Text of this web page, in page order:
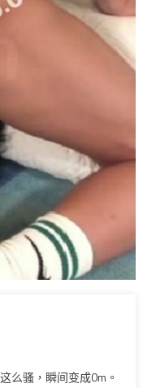
么骚，瞬间变成0m。